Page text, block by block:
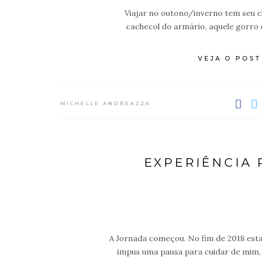
Viajar no outono/inverno tem seu
cachecol do armário, aquele gorro
VEJA O
MICHELLE ANDREAZZA
EXPERIÊNCIA
A Jornada começou. No fim de 2018
impus uma pausa para cuidar de